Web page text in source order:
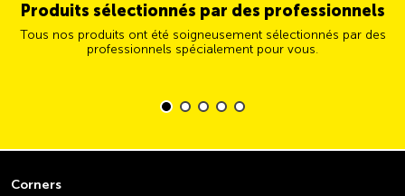
Produits sélectionnés par des professionnels
Tous nos produits ont été soigneusement sélectionnés par des
professionnels spécialement pour vous.
Corners